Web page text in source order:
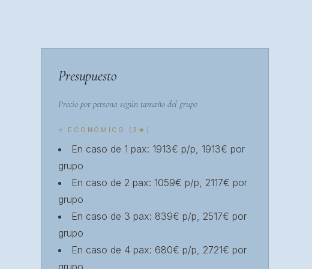
Presupuesto
Precio por persona según tamaño del grupo
⭐ ECONÓMICO (3★)
En caso de 1 pax: 1913€ p/p, 1913€ por
grupo
En caso de 2 pax: 1059€ p/p, 2117€ por
grupo
En caso de 3 pax: 839€ p/p, 2517€ por
grupo
En caso de 4 pax: 680€ p/p, 2721€ por
grupo